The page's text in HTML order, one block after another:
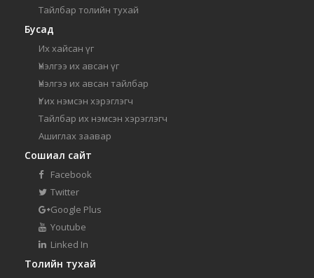
Тайлбар толийн тухай
Бусад
Их хайсан үг
Үнэлгээ их авсан үг
Үнэлгээ их авсан тайлбар
Үг их нэмсэн хэрэглэгч
Тайлбар их нэмсэн хэрэглэгч
Ашиглах заавар
Сошиал сайт
Facebook
Twitter
Google Plus
Youtube
Linked In
Толийн тухай